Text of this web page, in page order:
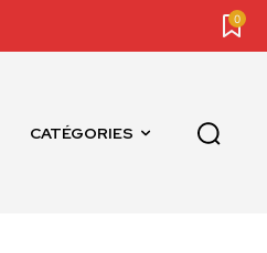
0
CATÉGORIES